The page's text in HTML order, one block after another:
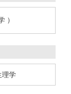
）
理学